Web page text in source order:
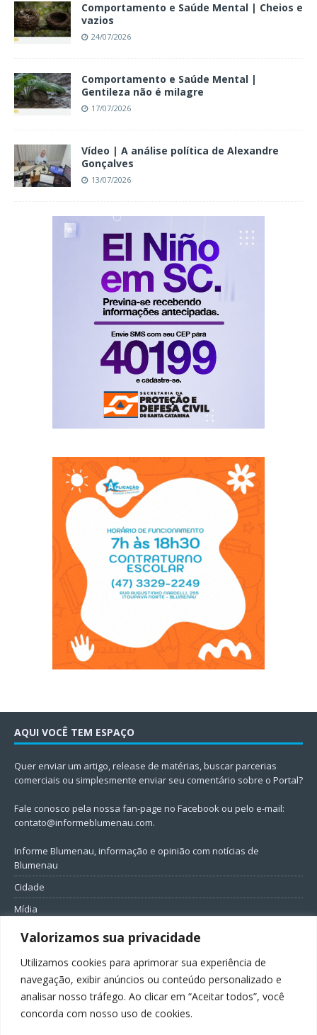
Valorizamos sua privacidade
Utilizamos cookies para aprimorar sua experiência de
navegação, exibir anúncios ou conteúdo personalizado e
analisar nosso tráfego. Ao clicar em “Aceitar todos”, você
concorda com nosso uso de cookies.
Comportamento e Saúde Mental | Cheios e
vazios
24/07/2026
Comportamento e Saúde Mental |
Gentileza não é milagre
17/07/2026
Vídeo | A análise política de Alexandre
Gonçalves
13/07/2026
AQUI VOCÊ TEM ESPAÇO
Quer enviar um artigo, release de matérias, buscar parcerias
comerciais ou simplesmente enviar seu comentário sobre o Portal?
Fale conosco pela nossa fan-page no Facebook ou pelo e-mail:
contato@informeblumenau.com.
Informe Blumenau, informação e opinião com notícias de
Blumenau
Cidade
Mídia
Entretenimento
Política
FIQUE CONECTADO